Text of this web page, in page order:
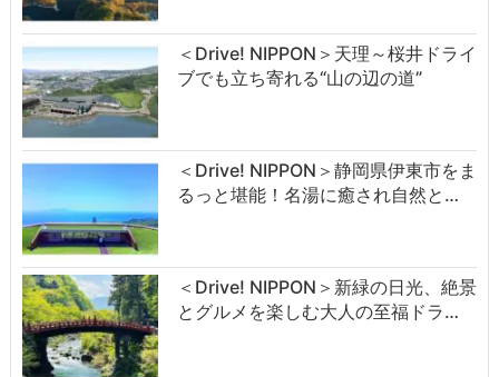
＜Drive! NIPPON＞天理～桜井ドライ
ブでも立ち寄れる“山の辺の道”
＜Drive! NIPPON＞静岡県伊東市をま
るっと堪能！名湯に癒され自然と…
＜Drive! NIPPON＞新緑の日光、絶景
とグルメを楽しむ大人の至福ドラ…